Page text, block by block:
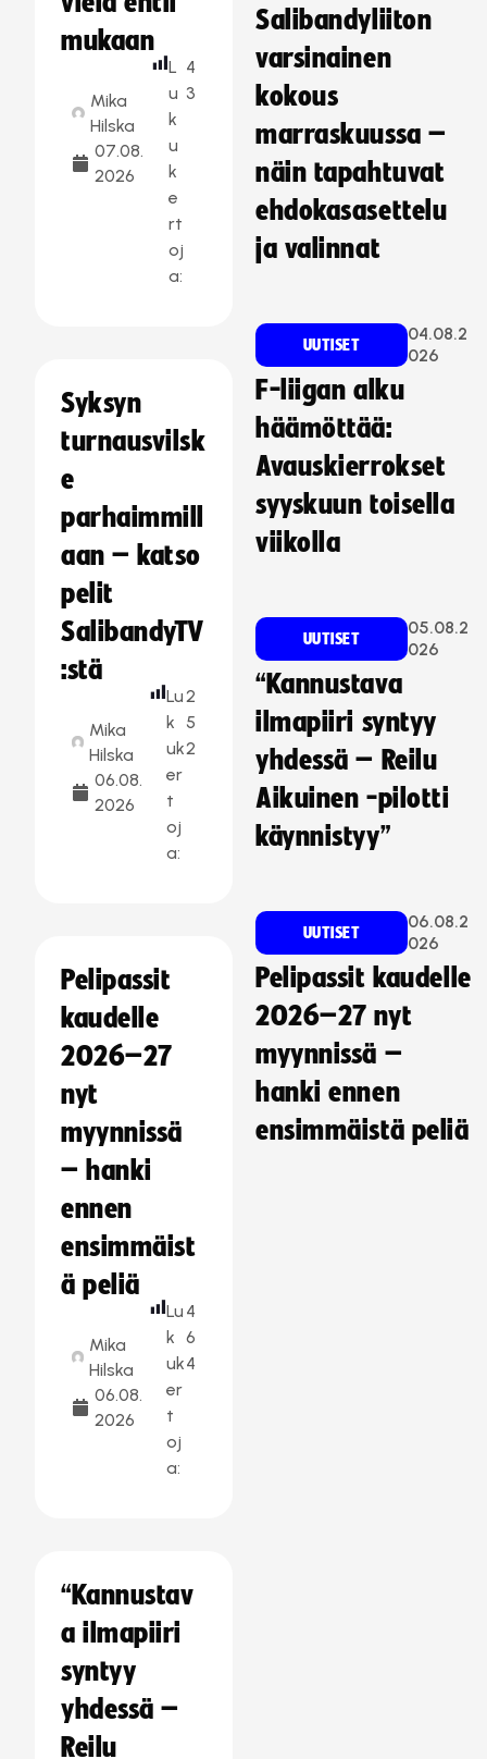
mukaan
Mika
Hilska
07.08.
2026
L
u
k
u
k
e
rt
oj
a:
4
3
Syksyn
turnausvilsk
e
parhaimmill
aan – katso
pelit
SalibandyTV
:stä
Mika
Hilska
06.08.
2026
Lu
k
uk
er
t
oj
a:
2
5
2
Pelipassit
kaudelle
2026–27
nyt
myynnissä
– hanki
ennen
ensimmäist
ä peliä
Mika
Hilska
06.08.
2026
Lu
k
uk
er
t
oj
a:
4
6
4
“Kannustav
a ilmapiiri
syntyy
yhdessä –
Reilu
Salibandyliiton
varsinainen
kokous
marraskuussa –
näin tapahtuvat
ehdokasasettelu
ja valinnat
UUTISET
04.08.2
026
F-liigan alku
häämöttää:
Avauskierrokset
syyskuun toisella
viikolla
UUTISET
05.08.2
026
“Kannustava
ilmapiiri syntyy
yhdessä – Reilu
Aikuinen -pilotti
käynnistyy”
UUTISET
06.08.2
026
Pelipassit kaudelle
2026–27 nyt
myynnissä –
hanki ennen
ensimmäistä peliä